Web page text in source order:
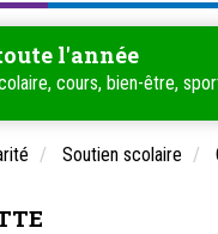
l'année
cours, bien-être,
Soutien scolaire